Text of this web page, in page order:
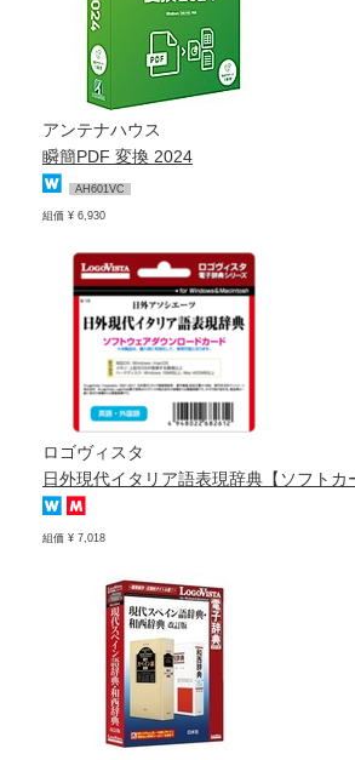
アンテナハウス
瞬簡PDF 変換 2024
AH601VC
組価 ¥ 6,930
ロゴヴィスタ
日外現代イタリア語表現辞典【ソフトカ
組価 ¥ 7,018